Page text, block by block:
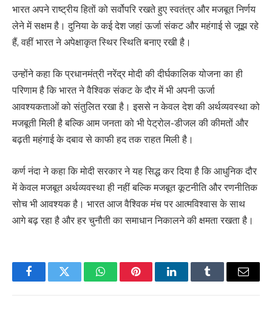
भारत अपने राष्ट्रीय हितों को सर्वोपरि रखते हुए स्वतंत्र और मजबूत निर्णय
लेने में सक्षम है। दुनिया के कई देश जहां ऊर्जा संकट और महंगाई से जूझ रहे
हैं, वहीं भारत ने अपेक्षाकृत स्थिर स्थिति बनाए रखी है।
उन्होंने कहा कि प्रधानमंत्री नरेंद्र मोदी की दीर्घकालिक योजना का ही
परिणाम है कि भारत ने वैश्विक संकट के दौर में भी अपनी ऊर्जा
आवश्यकताओं को संतुलित रखा है। इससे न केवल देश की अर्थव्यवस्था को
मजबूती मिली है बल्कि आम जनता को भी पेट्रोल-डीजल की कीमतों और
बढ़ती महंगाई के दबाव से काफी हद तक राहत मिली है।
कर्ण नंदा ने कहा कि मोदी सरकार ने यह सिद्ध कर दिया है कि आधुनिक दौर
में केवल मजबूत अर्थव्यवस्था ही नहीं बल्कि मजबूत कूटनीति और रणनीतिक
सोच भी आवश्यक है। भारत आज वैश्विक मंच पर आत्मविश्वास के साथ
आगे बढ़ रहा है और हर चुनौती का समाधान निकालने की क्षमता रखता है।
FacebookTwitter WhatsAppPinterestLinkedInTumblr Email